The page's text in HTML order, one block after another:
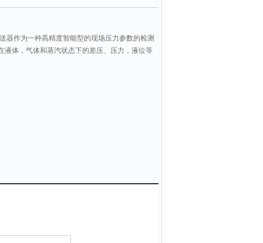
器作为一种高精度智能型的现场压力参数的检测
液体，气体和蒸汽状态下的差压、压力，液位等